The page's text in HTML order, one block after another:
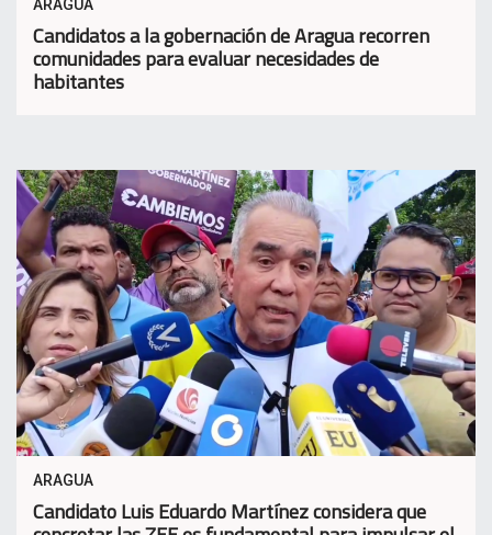
ARAGUA
Candidatos a la gobernación de Aragua recorren
comunidades para evaluar necesidades de
habitantes
ARAGUA
Candidato Luis Eduardo Martínez considera que